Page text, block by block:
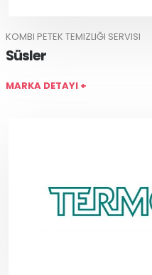
KOMBI PETEK TEMIZLIĞI SERVISI
Süsler
MARKA DETAYI +